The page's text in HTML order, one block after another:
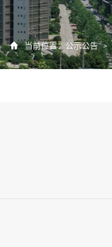
 当前位置： 公示公告 >